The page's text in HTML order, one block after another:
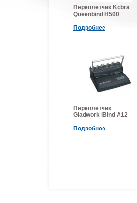
Переплетчик Kobra
Queenbind H500
Подробнее
Переплётчик
Gladwork iBind A12
Подробнее